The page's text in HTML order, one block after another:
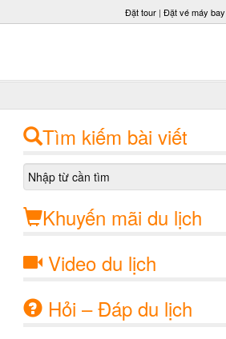
Đặt tour | Đặt vé máy bay
Tìm kiếm bài viết
Khuyến mãi du lịch
Video du lịch
Hỏi – Đáp du lịch